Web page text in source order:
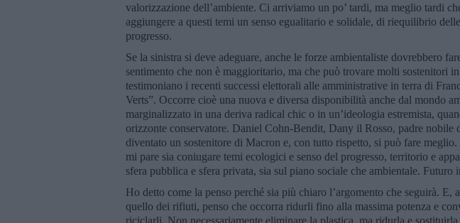
valorizzazione dell’ambiente. Ci arriviamo un po’ tardi, ma meglio tardi
aggiungere a questi temi un senso egualitario e solidale, di riequilibrio
progresso.
Se la sinistra si deve adeguare, anche le forze ambientaliste dovrebbero
sentimento che non è maggioritario, ma che può trovare molti sostenitori
testimoniano i recenti successi elettorali alle amministrative in terra di
Verts”. Occorre cioè una nuova e diversa disponibilità anche dal mondo
marginalizzato in una deriva radical chic o in un’ideologia estremista,
orizzonte conservatore. Daniel Cohn-Bendit, Dany il Rosso, padre nobile
diventato un sostenitore di Macron e, con tutto rispetto, si può fare
mi pare sia coniugare temi ecologici e senso del progresso, territorio e
sfera pubblica e sfera privata, sia sul piano sociale che ambientale. Futuro
Ho detto come la penso perché sia più chiaro l’argomento che seguirà. E,
quello dei rifiuti, penso che occorra ridurli fino alla massima potenza e
riciclarli. Non necessariamente eliminare la plastica, ma ridurla e